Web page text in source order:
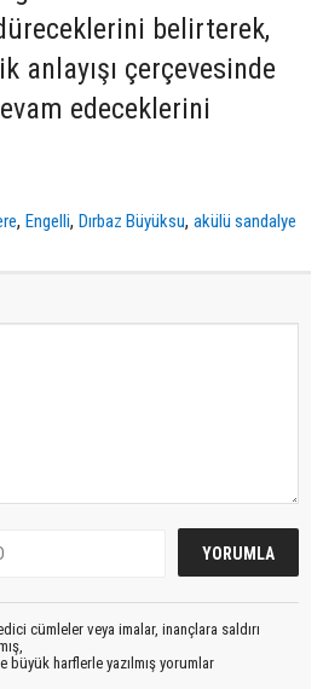
belirterek,
anlayışı çerçevesinde
edeceklerini
,Engelli,Dırbaz Büyüksu,akülü sandalye
cümleler veya imalar, inançlara saldırı
büyük harflerle yazılmış yorumlar